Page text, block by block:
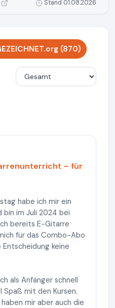
Stand 01.08.2026
(870)
– für
habe ich mir ein
im Juli 2024 bei
bereits E-Gitarre
für das Combo-Abo
keine
als Anfänger schnell
Spaß mit den Kursen.
mir aber auch die